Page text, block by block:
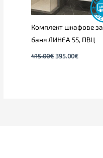
Комплект шкафове за
баня ЛИНЕА 55, ПВЦ
415.00€ 395.00€